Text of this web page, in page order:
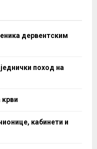
дервентским
поход на
кабинети и